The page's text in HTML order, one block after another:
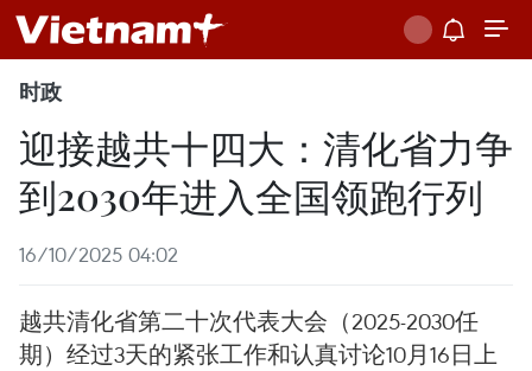
时政
迎接越共十四大：清化省力争
到2030年进入全国领跑行列
16/10/2025 04:02
越共清化省第二十次代表大会（2025-2030任
期）经过3天的紧张工作和认真讨论10月16日上